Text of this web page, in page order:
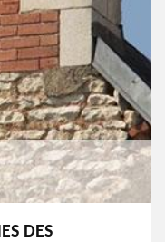
DES